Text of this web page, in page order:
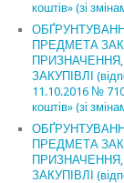
коштів» (зі
ПРЕДМЕТА
ЗАКУПІВЛІ
11.10.2016 №
коштів» (зі
ПРЕДМЕТА
ЗАКУПІВЛІ